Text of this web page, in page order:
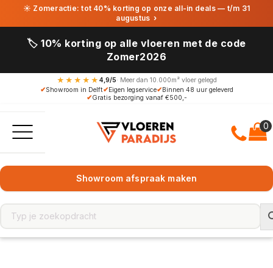
☀ Zomeractie: tot 40% korting op onze all-in deals — t/m 31
augustus ›
🏷️ 10% korting op alle vloeren met de code
Zomer2026
★★★★★ 4,9/5· Meer dan 10.000m² vloer gelegd
✔Showroom in Delft✔Eigen legservice✔Binnen 48 uur geleverd
✔Gratis bezorging vanaf €500,-
Showroom afspraak maken